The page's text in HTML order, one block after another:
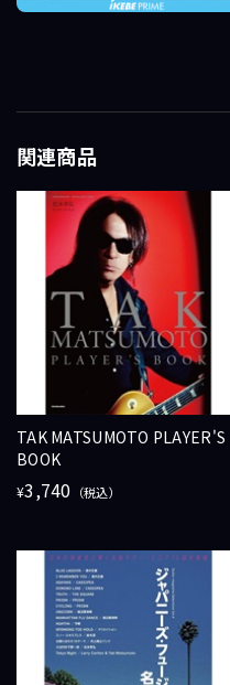
関連商品
TAK MATSUMOTO PLAYER'S
BOOK
¥3,740 （税込）